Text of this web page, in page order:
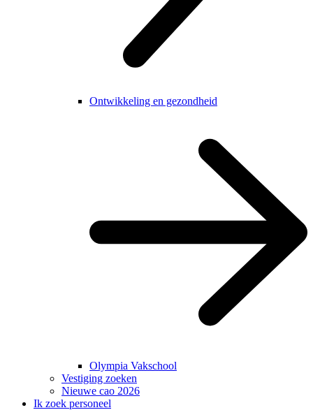
Ontwikkeling en gezondheid
Olympia Vakschool
Vestiging zoeken
Nieuwe cao 2026
Ik zoek personeel